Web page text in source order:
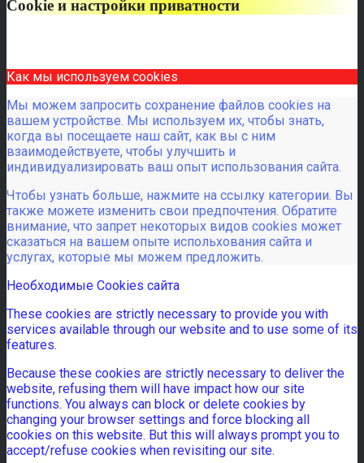
Cookie и настройки приватности
Как мы используем cookies
Мы можем запросить сохранение файлов cookies на
вашем устройстве. Мы используем их, чтобы знать,
когда вы посещаете наш сайт, как вы с ним
взаимодействуете, чтобы улучшить и
индивидуализировать ваш опыт использования сайта.
Чтобы узнать больше, нажмите на ссылку категории. Вы
также можете изменить свои предпочтения. Обратите
внимание, что запрет некоторых видов cookies может
сказаться на вашем опыте испольхования сайта и
услугах, которые мы можем предложить.
Необходимые Cookies сайта
These cookies are strictly necessary to provide you with
services available through our website and to use some of its
features.
Because these cookies are strictly necessary to deliver the
website, refusing them will have impact how our site
functions. You always can block or delete cookies by
changing your browser settings and force blocking all
cookies on this website. But this will always prompt you to
accept/refuse cookies when revisiting our site.